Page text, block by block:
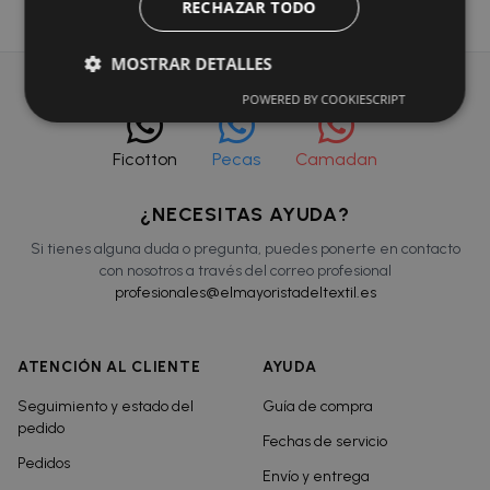
Ficotton Pecas Camadan
¿NECESITAS AYUDA?
Si tienes alguna duda o pregunta, puedes ponerte en contacto
con nosotros a través del correo profesional
profesionales@elmayoristadeltextil.es
ATENCIÓN AL CLIENTE
Seguimiento y estado del
pedido
Pedidos
AYUDA
Guía de compra
Fechas de servicio
Envío y entrega
RECHAZAR TODO
MOSTRAR DETALLES
POWERED BY COOKIESCRIPT